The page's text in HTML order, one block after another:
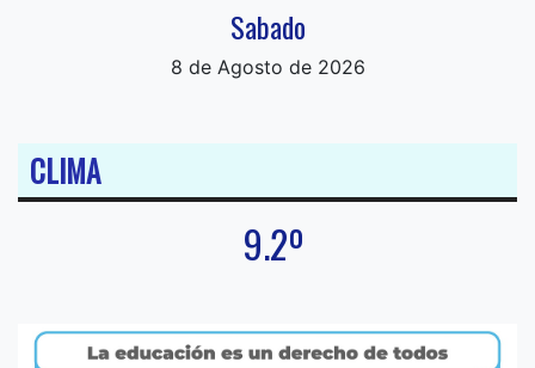
Sabado
8 de Agosto de 2026
CLIMA
9.2º